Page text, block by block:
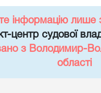
інформацію лише
центр судової
з Володимир-
області